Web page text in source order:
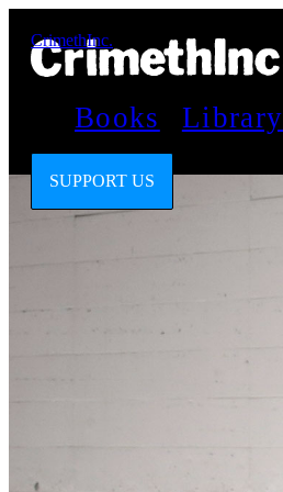
CrimethInc.
Books Library
SUPPORT US